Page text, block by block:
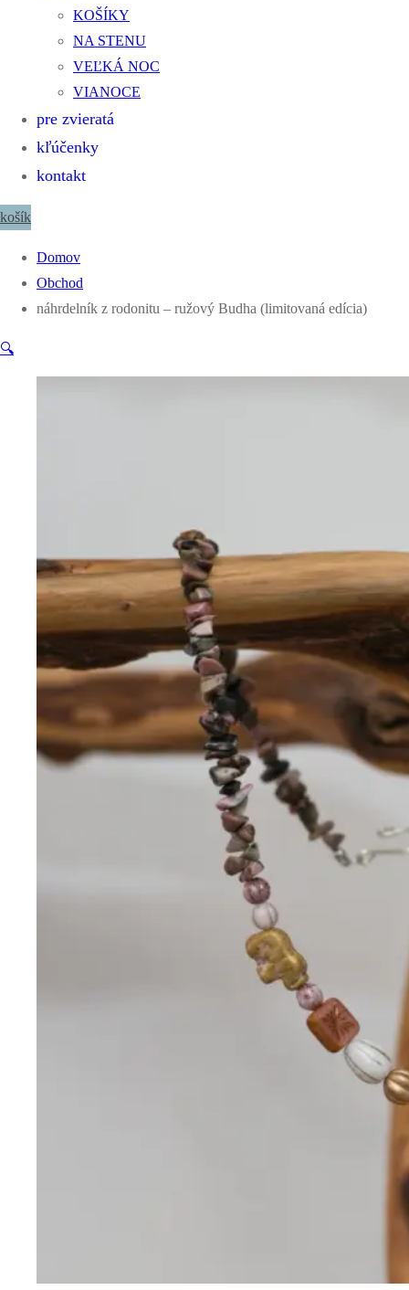
KOŠÍKY
NA STENU
VEĽKÁ NOC
VIANOCE
pre zvieratá
kľúčenky
kontakt
košík
Domov
Obchod
náhrdelník z rodonitu – ružový Budha (limitovaná edícia)
🔍